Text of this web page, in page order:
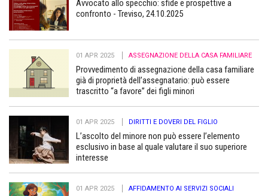
Avvocato allo specchio: sfide e prospettive a
confronto - Treviso, 24.10.2025
01 APR 2025 ASSEGNAZIONE DELLA CASA FAMILIARE
Provvedimento di assegnazione della casa familiare
già di proprietà dell’assegnatario: può essere
trascritto “a favore” dei figli minori
01 APR 2025 DIRITTI E DOVERI DEL FIGLIO
L’ascolto del minore non può essere l’elemento
esclusivo in base al quale valutare il suo superiore
interesse
01 APR 2025 AFFIDAMENTO AI SERVIZI SOCIALI